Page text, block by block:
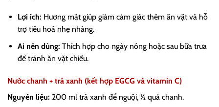
Lợi ích: Hương mát giúp giảm cảm giác thèm ăn vặt và hỗ
trợ tiêu hoá nhẹ nhàng.
Ai nên dùng: Thích hợp cho ngày nóng hoặc sau bữa trưa
để tránh ăn vặt chiều.
Nước chanh + trà xanh (kết hợp EGCG và vitamin C)
Nguyên liệu: 200 ml trà xanh để nguội, ½ quả chanh.